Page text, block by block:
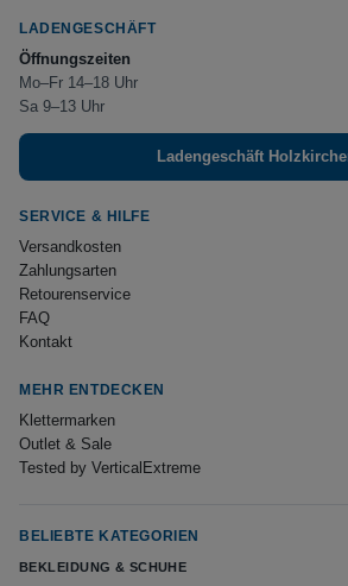
LADENGESCHÄFT
Öffnungszeiten
Mo–Fr 14–18 Uhr
Sa 9–13 Uhr
Ladengeschäft
SERVICE & HILFE
Versandkosten
Zahlungsarten
Retourenservice
FAQ
Kontakt
MEHR ENTDECKEN
Klettermarken
Outlet & Sale
Tested by VerticalExtreme
BELIEBTE KATEGORIEN
BEKLEIDUNG & SCHUHE